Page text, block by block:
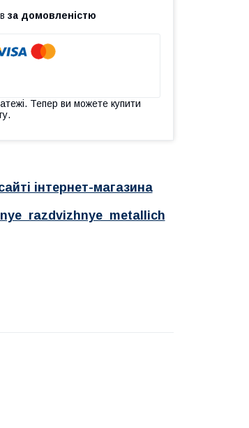
за домовленістю
Тепер ви можете купити
інтернет-магазина